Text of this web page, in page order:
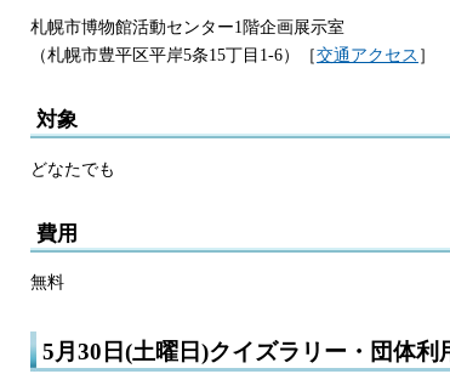
札幌市博物館活動センター1階企画展示室
（札幌市豊平区平岸5条15丁目1-6）［交通アクセス ］
対象
どなたでも
費用
無料
5月30日(土曜日)クイズラリー・団体利